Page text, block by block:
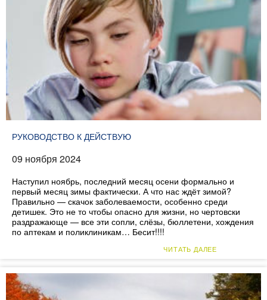
РУКОВОДСТВО К ДЕЙСТВУЮ
09 ноября 2024
Наступил ноябрь, последний месяц осени формально и
первый месяц зимы фактически. А что нас ждёт зимой?
Правильно — скачок заболеваемости, особенно среди
детишек. Это не то чтобы опасно для жизни, но чертовски
раздражающе — все эти сопли, слёзы, бюллетени, хождения
по аптекам и поликлиникам… Бесит!!!!
ЧИТАТЬ ДАЛЕЕ